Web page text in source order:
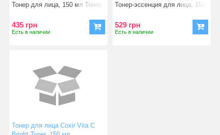
Тонер для лица, 150 мл Тонер
435 грн
Есть в наличии
Тонер-эссенция для лица, 150
529 грн
Есть в наличии
Тонер для лица Coxir Vita C